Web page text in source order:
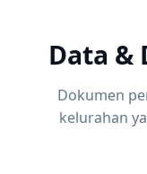
Data &
Dokumen
kelurahan